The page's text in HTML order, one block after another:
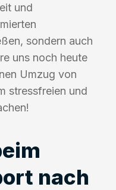
und
sondern auch
uns noch heute
Umzug von
stressfreien und
nach